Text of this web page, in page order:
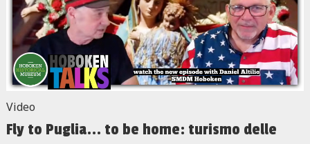
Video
Fly to Puglia... to be home: turismo delle